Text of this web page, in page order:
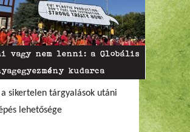
vagy nem lenni: a Globális
kudarca
a sikertelen tárgyalások utáni
lehetősége